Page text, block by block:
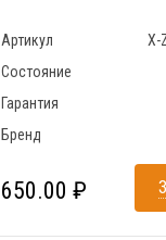
Артикул
X-
Состояние
Гарантия
Бренд
650.00 ₽